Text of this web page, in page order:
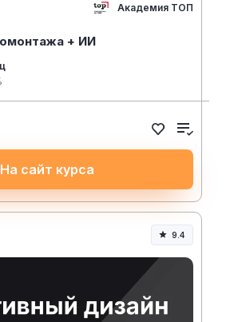
Академия ТОП
+ ИИ
На сайт курса
9.4